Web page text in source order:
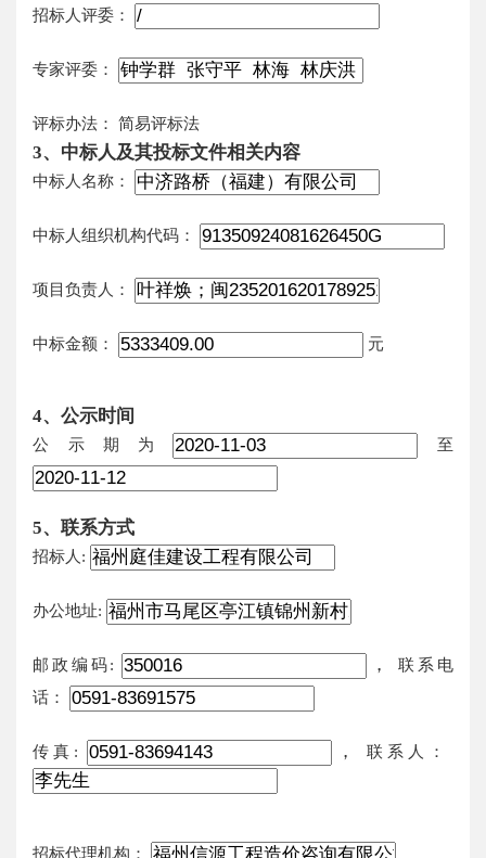
招标人评委：
专家评委：
评标办法： 简易评标法
3、中标人及其投标文件相关内容
中标人名称：
中标人组织机构代码：
项目负责人：
中标金额： 元
4、公示时间
公示期为 至
5、联系方式
招标人:
办公地址:
邮政编码: ，
联系电
话：
传真: ， 联系人：
招标代理机构：